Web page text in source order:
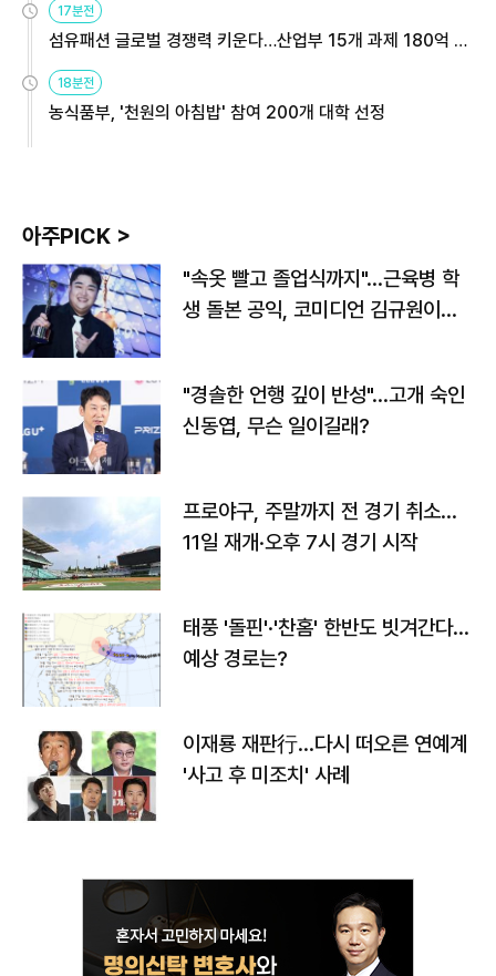
17분전
섬유패션 글로벌 경쟁력 키운다…산업부 15개 과제 180억 지
원
18분전
농식품부, '천원의 아침밥' 참여 200개 대학 선정
아주PICK >
"속옷 빨고 졸업식까지"…근육병 학
생 돌본 공익, 코미디언 김규원이었
"경솔한 언행 깊이 반성"…고개 숙인
신동엽, 무슨 일이길래?
프로야구, 주말까지 전 경기 취소…
11일 재개·오후 7시 경기 시작
태풍 '돌핀'·'찬홈' 한반도 빗겨간다…
예상 경로는?
이재룡 재판行…다시 떠오른 연예계
'사고 후 미조치' 사례